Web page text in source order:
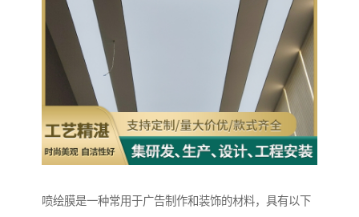
喷绘膜是一种常用于广告制作和装饰的材料，具有以下